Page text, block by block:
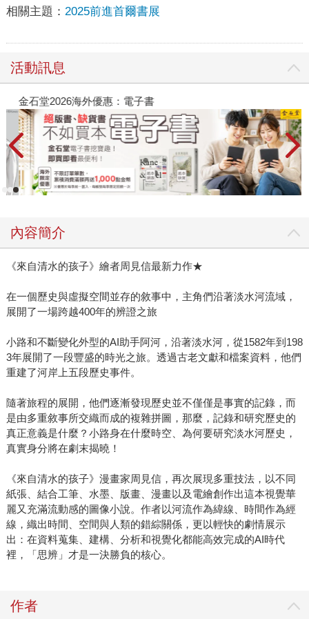
相關主題： 2025前進首爾書展
活動訊息
金石堂2026海外優惠：電子書
內容簡介
《來自清水的孩子》繪者周見信最新力作★
在一個歷史與虛擬空間並存的敘事中，主角們沿著淡水河流域，
展開了一場跨越400年的辨證之旅
小路和不斷變化外型的AI助手阿河，沿著淡水河，從1582年到198
3年展開了一段豐盛的時光之旅。透過古老文獻和檔案資料，他們
重建了河岸上五段歷史事件。
隨著旅程的展開，他們逐漸發現歷史並不僅僅是事實的記錄，而
是由多重敘事所交織而成的複雜拼圖，那麼，記錄和研究歷史的
真正意義是什麼？小路身在什麼時空、為何要研究淡水河歷史，
真實身分將在劇末揭曉！
《來自清水的孩子》漫畫家周見信，再次展現多重技法，以不同
紙張、結合工筆、水墨、版畫、漫畫以及電繪創作出這本視覺華
麗又充滿流動感的圖像小說。作者以河流作為緯線、時間作為經
線，織出時間、空間與人類的錯綜關係，更以輕快的劇情展示
出：在資料蒐集、建構、分析和視覺化都能高效完成的AI時代
裡，「思辨」才是一決勝負的核心。
作者